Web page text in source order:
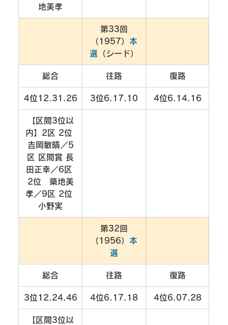
地美孝
第33回
（1957） 本
選 （シード）
総合 往路 復路
4位12.31.26 3位6.17.10 4位6.14.16
【区間3位以
内】2区 2位
吉岡敏晴／5
区 区間賞 長
田正幸／6区
2位　築地美
孝／9区 2位
小野実
第32回
（1956） 本
選
総合 往路 復路
3位12.24.46 4位6.17.18 4位6.07.28
【区間3位以